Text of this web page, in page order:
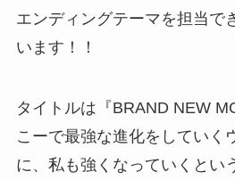
エンディングテーマを担当で
います！！
タイトルは『BRAND NEW
こーで最強な進化をしていく
に、私も強くなっていくとい